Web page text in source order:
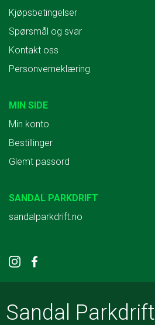
Kjøpsbetingelser
Spørsmål og svar
Kontakt oss
Personverneklæring
MIN SIDE
Min konto
Bestillinger
Glemt passord
SANDAL PARKDRIFT
sandalparkdrift.no
Sandal Parkdrift